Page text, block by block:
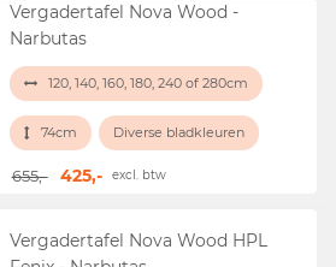
Vergadertafel Nova Wood -
Narbutas
120, 140, 160, 180, 240 of 280cm
74cm Diverse bladkleuren
655,- 425,- excl. btw
Vergadertafel Nova Wood HPL